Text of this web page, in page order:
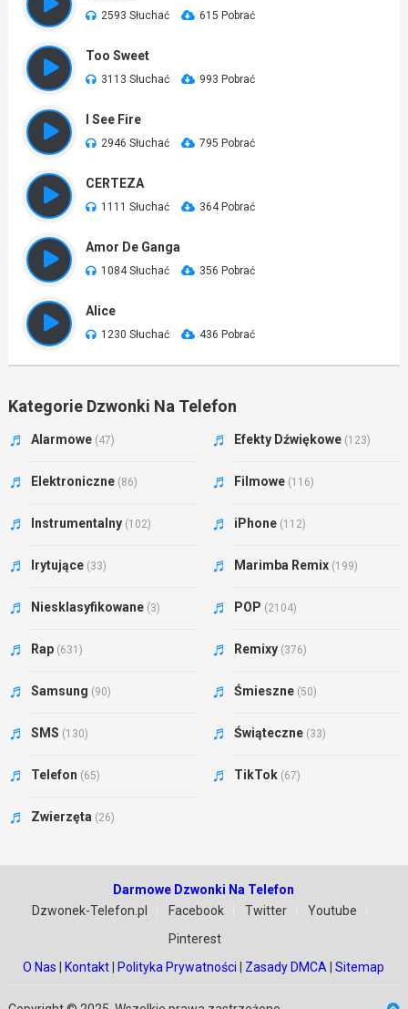
2593 Słuchać 615 Pobrać
Too Sweet
3113 Słuchać 993 Pobrać
I See Fire
2946 Słuchać 795 Pobrać
CERTEZA
1111 Słuchać 364 Pobrać
Amor De Ganga
1084 Słuchać 356 Pobrać
Alice
1230 Słuchać 436 Pobrać
Kategorie Dzwonki Na Telefon
Alarmowe (47) Efekty Dźwiękowe (123)
Elektroniczne (86) Filmowe (116)
Instrumentalny (102) iPhone (112)
Irytujące (33) Marimba Remix (199)
Niesklasyfikowane (3) POP (2104)
Rap (631) Remixy (376)
Samsung (90) Śmieszne (50)
SMS (130) Świąteczne (33)
Telefon (65) TikTok (67)
Zwierzęta (26)
Darmowe Dzwonki Na Telefon
Dzwonek-Telefon.pl
Facebook Twitter
Youtube
Pinterest
O Nas
Kontakt Polityka Prywatności Zasady DMCA |Sitemap